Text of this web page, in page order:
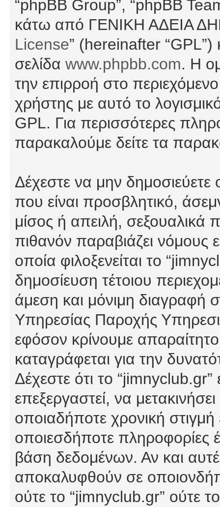
“phpBB Group”, “phpBB
κάτω από ΓΕΝΙΚΗ ΑΔΕΙΑ
License” (hereinafter “GPL”)
σελίδα www.phpbb.com. Η
την επιρροή στο
χρήστης με αυτό το
GPL. Για περισσότερες
παρακαλούμε δείτε τα
Δέχεστε να μην
που είναι προσβλητικό,
μίσος ή απειλή, σεξουαλικά
πιθανόν παραβιάζει νόμους
οποία φιλοξενείται το
δημοσίευση τέτοιου
άμεση και μόνιμη διαγραφή
Υπηρεσίας Παροχής
εφόσον κρίνουμε
καταγράφεται για την
Δέχεστε ότι το
επεξεργαστεί, να
οποιαδήποτε χρονική στιγμή
οποιεσδήποτε πληροφορίες
βάση δεδομένων. Αν και
αποκαλυφθούν σε
ούτε το “jimnyclub.gr” ούτε